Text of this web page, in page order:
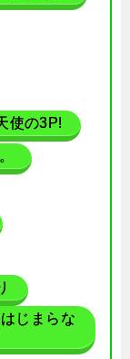
使の3P!
じまらな